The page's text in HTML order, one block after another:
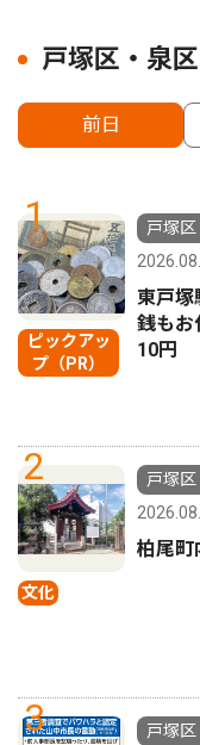
戸塚区・泉
前日
1
ピックアッ
プ（PR）
戸塚
東戸
銭も
10円
2
文化
戸塚
柏尾
3
戸塚